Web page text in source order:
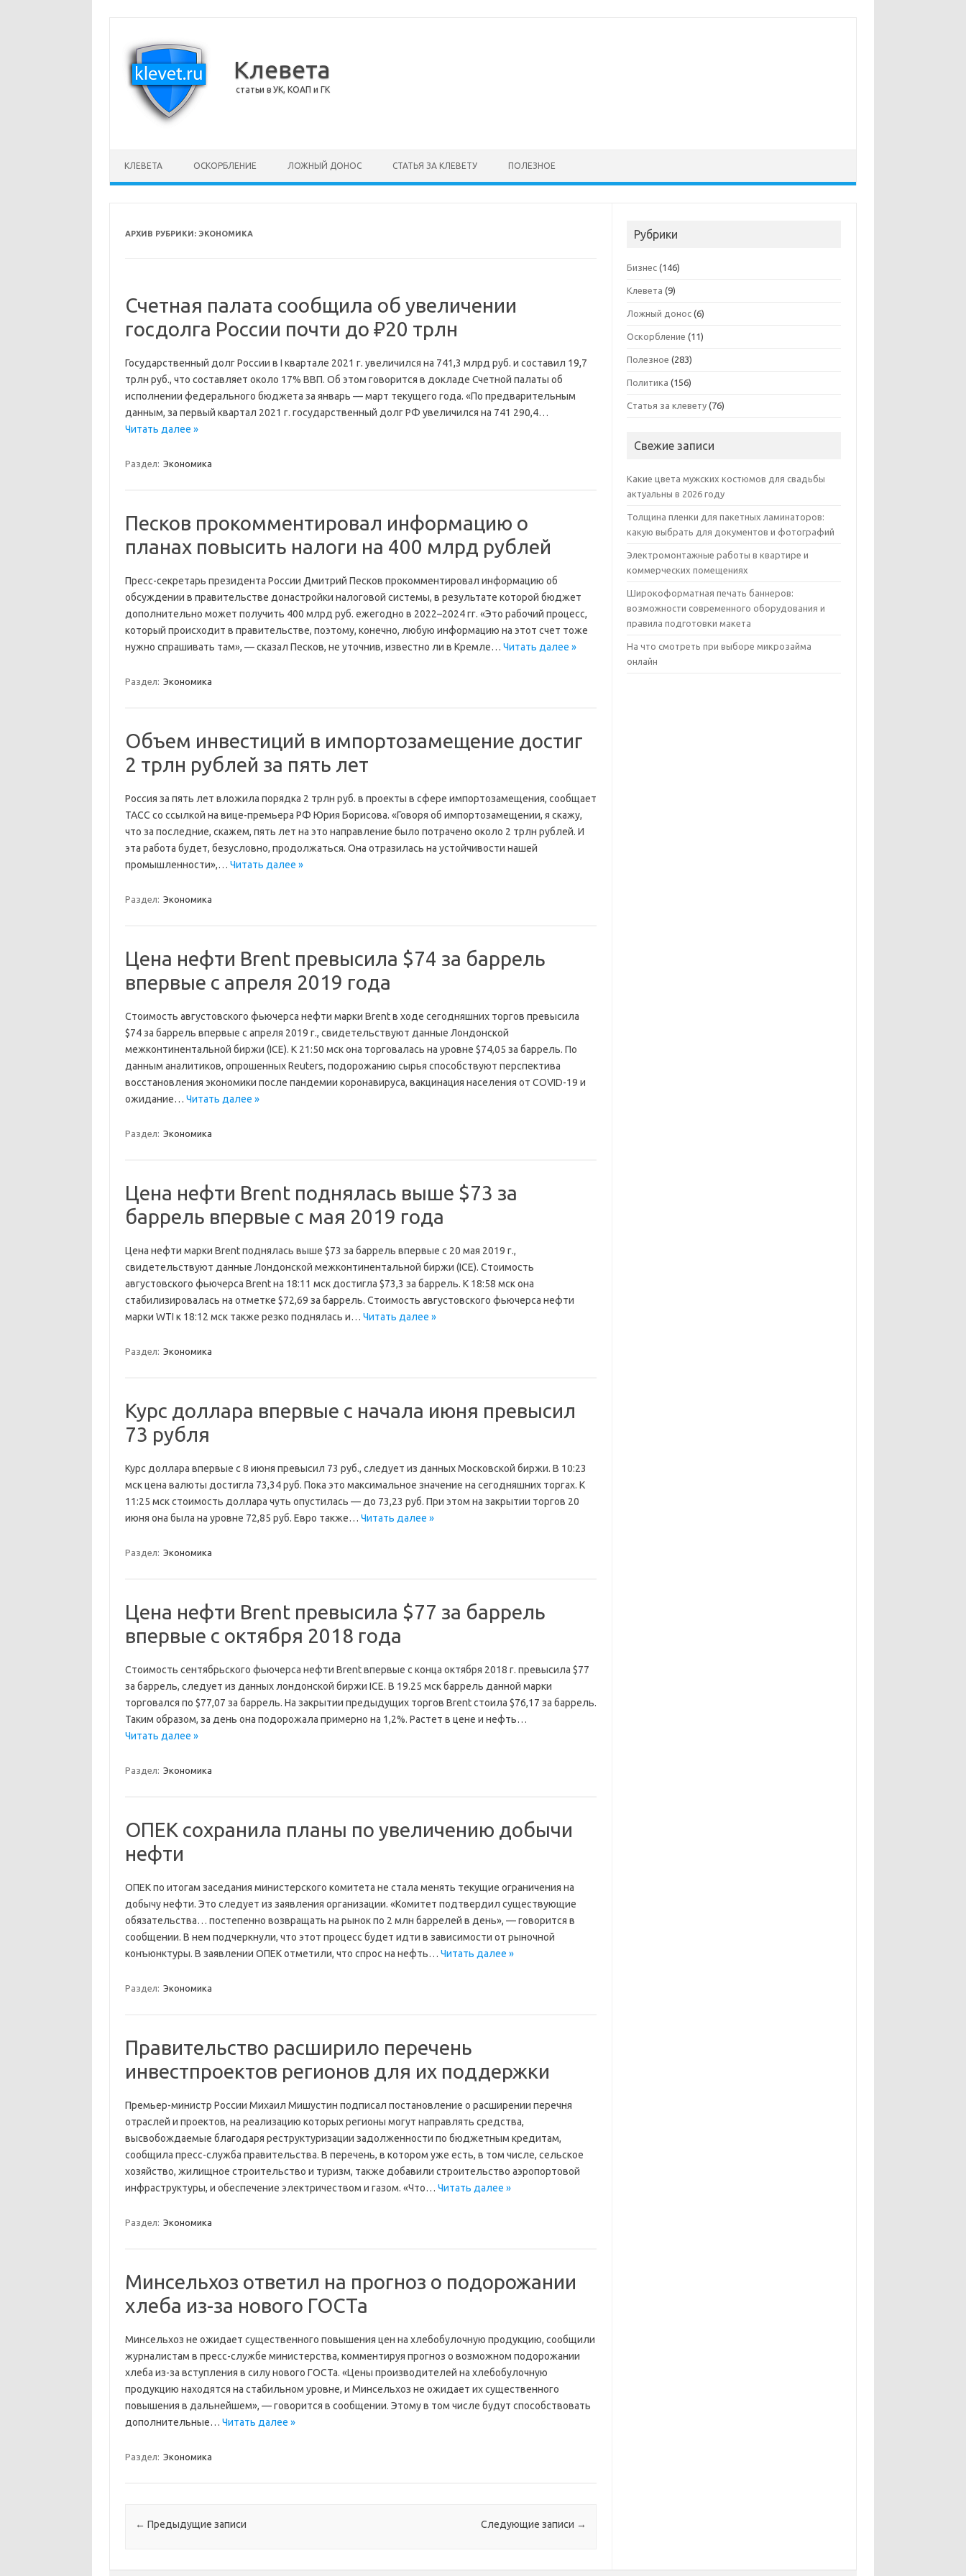
Клевета
статьи в УК, КОАП и ГК
КЛЕВЕТА ОСКОРБЛЕНИЕ ЛОЖНЫЙ ДОНОС СТАТЬЯ ЗА КЛЕВЕТУ ПОЛЕЗНОЕ
АРХИВ РУБРИКИ: ЭКОНОМИКА
Счетная палата сообщила об увеличении
госдолга России почти до ₽20 трлн
Государственный долг России в I квартале 2021 г. увеличился на 741,3 млрд руб. и составил 19,7
трлн руб., что составляет около 17% ВВП. Об этом говорится в докладе Счетной палаты об
исполнении федерального бюджета за январь — март текущего года. «По предварительным
данным, за первый квартал 2021 г. государственный долг РФ увеличился на 741 290,4…
Читать далее »
Раздел: Экономика
Песков прокомментировал информацию о
планах повысить налоги на 400 млрд рублей
Пресс-секретарь президента России Дмитрий Песков прокомментировал информацию об
обсуждении в правительстве донастройки налоговой системы, в результате которой бюджет
дополнительно может получить 400 млрд руб. ежегодно в 2022–2024 гг. «Это рабочий процесс,
который происходит в правительстве, поэтому, конечно, любую информацию на этот счет тоже
нужно спрашивать там», — сказал Песков, не уточнив, известно ли в Кремле… Читать далее »
Раздел: Экономика
Объем инвестиций в импортозамещение достиг
2 трлн рублей за пять лет
Россия за пять лет вложила порядка 2 трлн руб. в проекты в сфере импортозамещения, сообщает
ТАСС со ссылкой на вице-премьера РФ Юрия Борисова. «Говоря об импортозамещении, я скажу,
что за последние, скажем, пять лет на это направление было потрачено около 2 трлн рублей. И
эта работа будет, безусловно, продолжаться. Она отразилась на устойчивости нашей
промышленности»,… Читать далее »
Раздел: Экономика
Цена нефти Brent превысила $74 за баррель
впервые с апреля 2019 года
Стоимость августовского фьючерса нефти марки Brent в ходе сегодняшних торгов превысила
$74 за баррель впервые с апреля 2019 г., свидетельствуют данные Лондонской
межконтинентальной биржи (ICE). К 21:50 мск она торговалась на уровне $74,05 за баррель. По
данным аналитиков, опрошенных Reuters, подорожанию сырья способствуют перспектива
восстановления экономики после пандемии коронавируса, вакцинация населения от COVID-19 и
ожидание… Читать далее »
Раздел: Экономика
Цена нефти Brent поднялась выше $73 за
баррель впервые с мая 2019 года
Цена нефти марки Brent поднялась выше $73 за баррель впервые с 20 мая 2019 г.,
свидетельствуют данные Лондонской межконтинентальной биржи (ICE). Стоимость
августовского фьючерса Brent на 18:11 мск достигла $73,3 за баррель. К 18:58 мск она
стабилизировалась на отметке $72,69 за баррель. Стоимость августовского фьючерса нефти
марки WTI к 18:12 мск также резко поднялась и… Читать далее »
Раздел: Экономика
Курс доллара впервые с начала июня превысил
73 рубля
Курс доллара впервые с 8 июня превысил 73 руб., следует из данных Московской биржи. В 10:23
мск цена валюты достигла 73,34 руб. Пока это максимальное значение на сегодняшних торгах. К
11:25 мск стоимость доллара чуть опустилась — до 73,23 руб. При этом на закрытии торгов 20
июня она была на уровне 72,85 руб. Евро также… Читать далее »
Раздел: Экономика
Цена нефти Brent превысила $77 за баррель
впервые с октября 2018 года
Стоимость сентябрьского фьючерса нефти Brent впервые с конца октября 2018 г. превысила $77
за баррель, следует из данных лондонской биржи ICE. В 19.25 мск баррель данной марки
торговался по $77,07 за баррель. На закрытии предыдущих торгов Brent стоила $76,17 за баррель.
Таким образом, за день она подорожала примерно на 1,2%. Растет в цене и нефть…
Читать далее »
Раздел: Экономика
ОПЕК сохранила планы по увеличению добычи
нефти
ОПЕК по итогам заседания министерского комитета не стала менять текущие ограничения на
добычу нефти. Это следует из заявления организации. «Комитет подтвердил существующие
обязательства… постепенно возвращать на рынок по 2 млн баррелей в день», — говорится в
сообщении. В нем подчеркнули, что этот процесс будет идти в зависимости от рыночной
конъюнктуры. В заявлении ОПЕК отметили, что спрос на нефть… Читать далее »
Раздел: Экономика
Правительство расширило перечень
инвестпроектов регионов для их поддержки
Премьер-министр России Михаил Мишустин подписал постановление о расширении перечня
отраслей и проектов, на реализацию которых регионы могут направлять средства,
высвобождаемые благодаря реструктуризации задолженности по бюджетным кредитам,
сообщила пресс-служба правительства. В перечень, в котором уже есть, в том числе, сельское
хозяйство, жилищное строительство и туризм, также добавили строительство аэропортовой
инфраструктуры, и обеспечение электричеством и газом. «Что… Читать далее »
Раздел: Экономика
Минсельхоз ответил на прогноз о подорожании
хлеба из-за нового ГОСТа
Минсельхоз не ожидает существенного повышения цен на хлебобулочную продукцию, сообщили
журналистам в пресс-службе министерства, комментируя прогноз о возможном подорожании
хлеба из-за вступления в силу нового ГОСТа. «Цены производителей на хлебобулочную
продукцию находятся на стабильном уровне, и Минсельхоз не ожидает их существенного
повышения в дальнейшем», — говорится в сообщении. Этому в том числе будут способствовать
дополнительные… Читать далее »
Раздел: Экономика
Навигация по записям
← Предыдущие записи Следующие записи →
Рубрики
Бизнес (146)
Клевета (9)
Ложный донос (6)
Оскорбление (11)
Полезное (283)
Политика (156)
Статья за клевету (76)
Свежие записи
Какие цвета мужских костюмов для свадьбы
актуальны в 2026 году
Толщина пленки для пакетных ламинаторов:
какую выбрать для документов и фотографий
Электромонтажные работы в квартире и
коммерческих помещениях
Широкоформатная печать баннеров:
возможности современного оборудования и
правила подготовки макета
На что смотреть при выборе микрозайма
онлайн